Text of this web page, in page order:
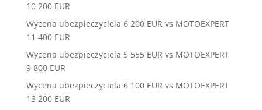
10 200 EUR
Wycena ubezpieczyciela 6 200 EUR vs MOTOEXPERT
11 400 EUR
Wycena ubezpieczyciela 5 555 EUR vs MOTOEXPERT
9 800 EUR
Wycena ubezpieczyciela 6 100 EUR vs MOTOEXPERT
13 200 EUR